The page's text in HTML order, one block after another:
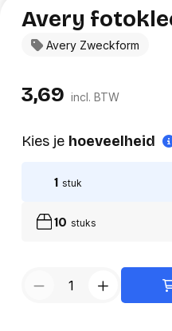
Avery Zweckform
Avery
3,69 incl. BTW
Kies je hoeveelheid
1 stuk
10 stuks